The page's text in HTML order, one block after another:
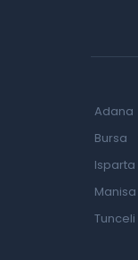
Adana
Bursa
Isparta
Manisa
Tunceli